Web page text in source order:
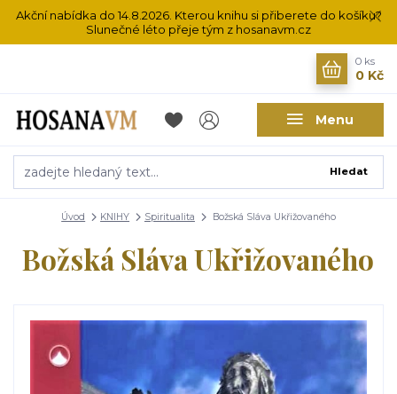
Akční nabídka do 14.8.2026. Kterou knihu si přiberete do košíku?
Slunečné léto přeje tým z hosanavm.cz
Menu
Hledat
0 ks
0 Kč
Úvod KNIHY Spiritualita Božská Sláva Ukřižovaného
Božská Sláva Ukřižovaného